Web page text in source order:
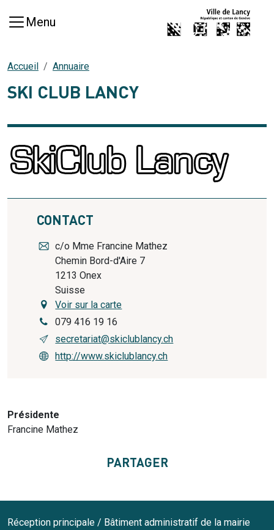
Menu
Accueil Annuaire
SKI CLUB LANCY
CONTACT
c/o Mme Francine Mathez
Chemin Bord-d'Aire 7
1213 Onex
Suisse
Voir sur la carte
079 416 19 16
secretariat@skiclublancy.ch
http://www.skiclublancy.ch
Présidente
Francine Mathez
PARTAGER
Réception principale / Bâtiment administratif de la mairie